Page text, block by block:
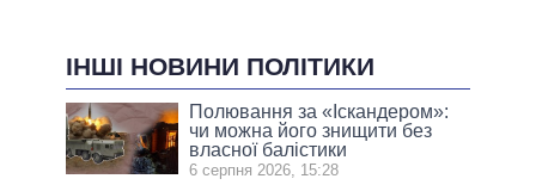
ІНШІ НОВИНИ ПОЛІТИКИ
Полювання за «Іскандером»:
чи можна його знищити без
власної балістики
6 серпня 2026, 15:28